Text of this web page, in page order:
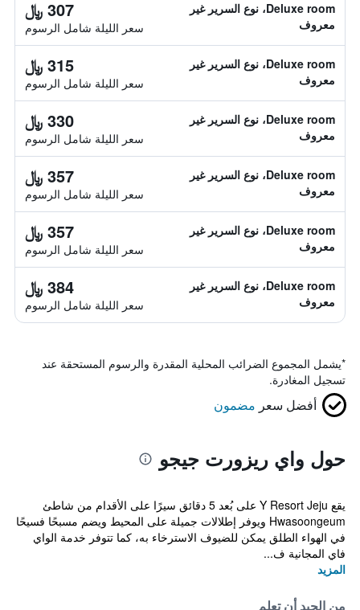
Deluxe room، نوع السرير غير
معروف
307 ﷼
سعر الليلة شامل الرسوم
Deluxe room، نوع السرير غير
معروف
315 ﷼
سعر الليلة شامل الرسوم
Deluxe room، نوع السرير غير
معروف
330 ﷼
سعر الليلة شامل الرسوم
Deluxe room، نوع السرير غير
معروف
357 ﷼
سعر الليلة شامل الرسوم
Deluxe room، نوع السرير غير
معروف
357 ﷼
سعر الليلة شامل الرسوم
Deluxe room، نوع السرير غير
معروف
384 ﷼
سعر الليلة شامل الرسوم
*يشمل المجموع الضرائب المحلية المقدرة والرسوم المستحقة عند
تسجيل المغادرة.
أفضل سعر مضمون
حول واي ريزورت جيجو
يقع Y Resort Jeju على بُعد 5 دقائق سيرًا على الأقدام من شاطئ
Hwasoongeum ويوفر إطلالات جميلة على المحيط ويضم مسبحًا فسيحًا
في الهواء الطلق يمكن للضيوف الاسترخاء به، كما تتوفر خدمة الواي
فاي المجانية ف...
المزيد
من الجيد أن تعلم